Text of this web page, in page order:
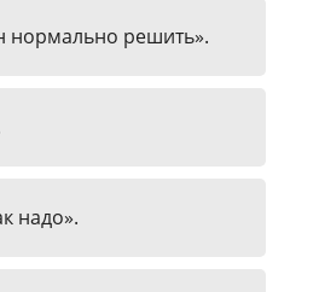
нормально решить».
надо».